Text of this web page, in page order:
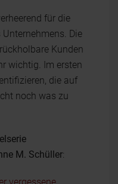
für die
Die
Kunden
wichtig. Im ersten
die auf
noch was zu
M. Schüller: